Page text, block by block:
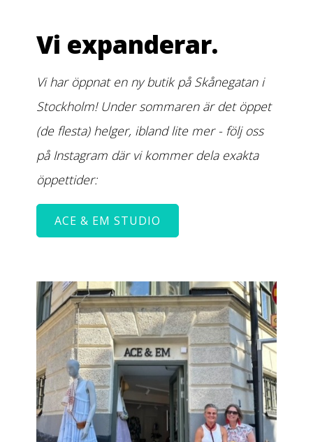
Vi expanderar.
Vi har öppnat en ny butik på Skånegatan i
Stockholm! Under sommaren är det öppet
(de flesta) helger, ibland lite mer - följ oss
på Instagram där vi kommer dela exakta
öppettider:
ACE & EM STUDIO